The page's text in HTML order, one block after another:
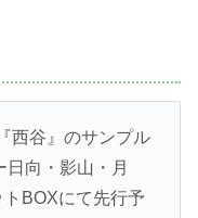
西谷』のサンプル
向・影山・月
BOXにて先行予